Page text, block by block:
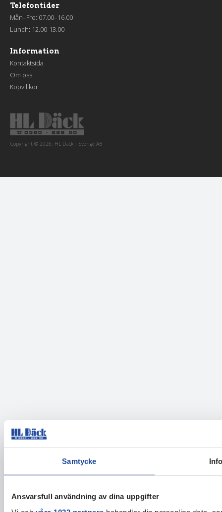
Samtycke
Ansvarsfull användning av dina uppgifter
Telefontider
Mån–Fre: 07.00–16.00
Lunch: 12.00-13.00
Information
Kontaktsida
Om oss
Köpvillkor
Copyright © 2026, HL Däck i Sverige AB